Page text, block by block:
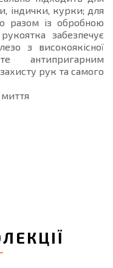
індички, курки; для
разом із обробною
забезпечує
з високоякісної
антипригарним
рук та самого